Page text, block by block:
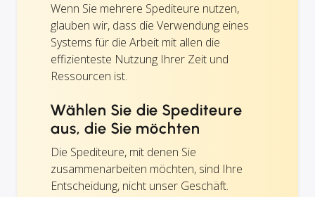
Wenn Sie mehrere Spediteure nutzen,
glauben wir, dass die Verwendung eines
Systems für die Arbeit mit allen die
effizienteste Nutzung Ihrer Zeit und
Ressourcen ist.
Wählen Sie die Spediteure
aus, die Sie möchten
Die Spediteure, mit denen Sie
zusammenarbeiten möchten, sind Ihre
Entscheidung, nicht unser Geschäft.